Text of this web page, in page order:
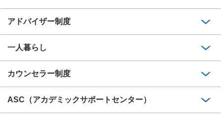
アドバイザー制度
一人暮らし
カウンセラー制度
ASC（アカデミックサポートセンター）